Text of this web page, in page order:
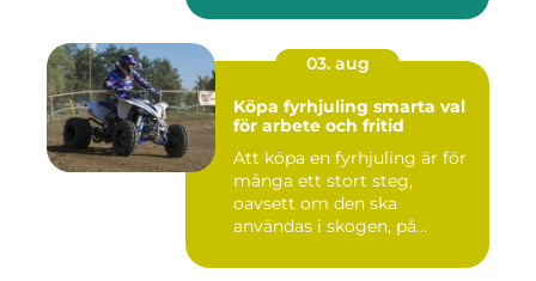
03. aug
Köpa fyrhjuling smarta val
för arbete och fritid
Att köpa en fyrhjuling är för
många ett stort steg,
oavsett om den ska
användas i skogen, på